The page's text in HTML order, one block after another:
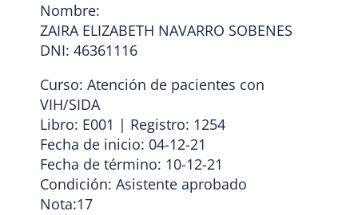
Nombre:
ZAIRA ELIZABETH NAVARRO SOBENES
DNI: 46361116
Curso: Atención de pacientes con
VIH/SIDA
Libro: E001 | Registro: 1254
Fecha de inicio: 04-12-21
Fecha de término: 10-12-21
Condición: Asistente aprobado
Nota:17